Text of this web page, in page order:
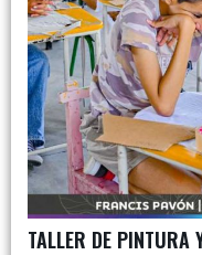
TALLER DE PINTURA